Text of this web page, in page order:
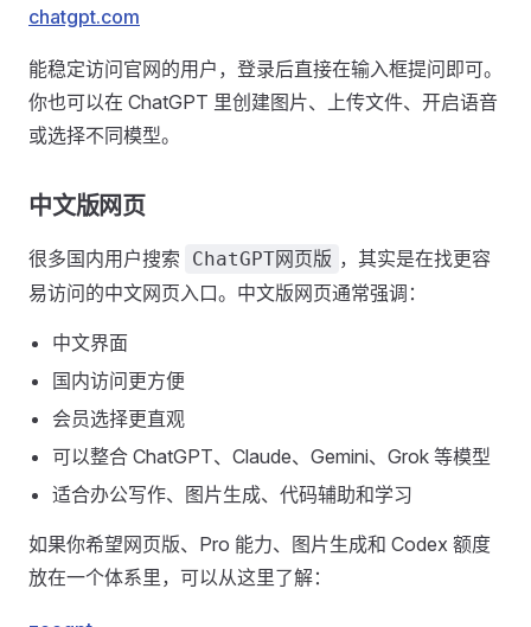
chatgpt.com
能稳定访问官网的用户，登录后直接在输入框提问即可。
你也可以在 ChatGPT 里创建图片、上传文件、开启语音
或选择不同模型。
中文版网页
很多国内用户搜索 ChatGPT网页版 ，其实是在找更容
易访问的中文网页入口。中文版网页通常强调：
中文界面
国内访问更方便
会员选择更直观
可以整合 ChatGPT、Claude、Gemini、Grok 等模型
适合办公写作、图片生成、代码辅助和学习
如果你希望网页版、Pro 能力、图片生成和 Codex 额度
放在一个体系里，可以从这里了解：